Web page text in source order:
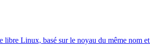
Linux, basé sur le noyau du même nom